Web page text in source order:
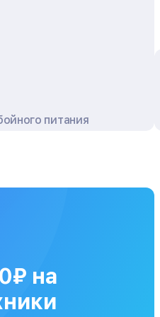
питания
на